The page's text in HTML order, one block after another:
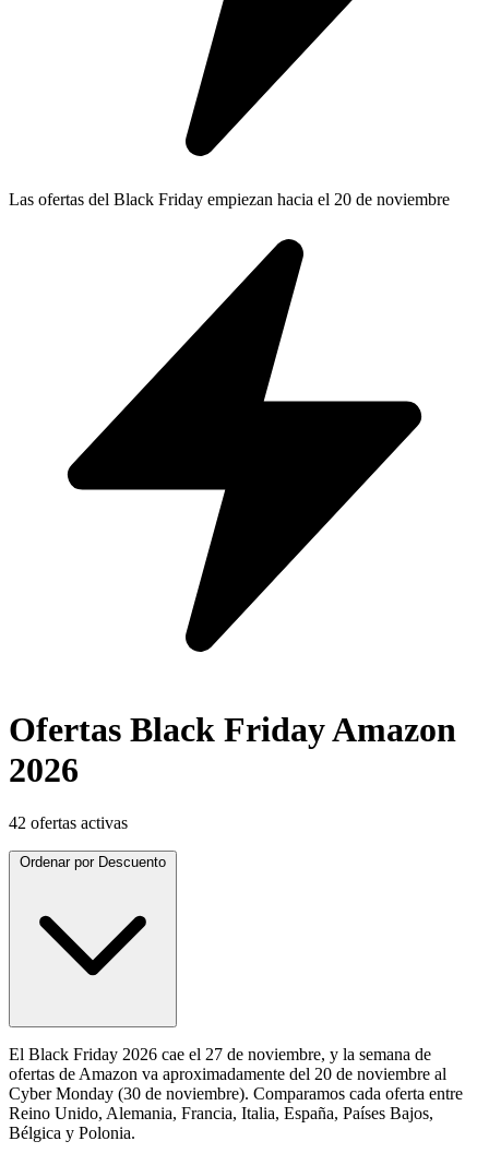
Las ofertas del Black Friday empiezan hacia el 20 de noviembre
Ofertas Black Friday Amazon
2026
42 ofertas activas
Ordenar por Descuento
El Black Friday 2026 cae el 27 de noviembre, y la semana de
ofertas de Amazon va aproximadamente del 20 de noviembre al
Cyber Monday (30 de noviembre). Comparamos cada oferta entre
Reino Unido, Alemania, Francia, Italia, España, Países Bajos,
Bélgica y Polonia.